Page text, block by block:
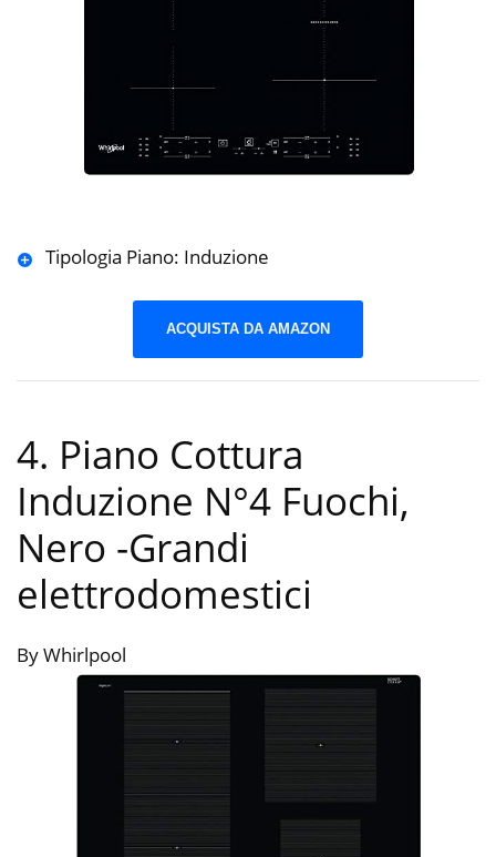
Tipologia Piano: Induzione
ACQUISTA DA AMAZON
4. Piano Cottura
Induzione N°4 Fuochi,
Nero -Grandi
elettrodomestici
By Whirlpool